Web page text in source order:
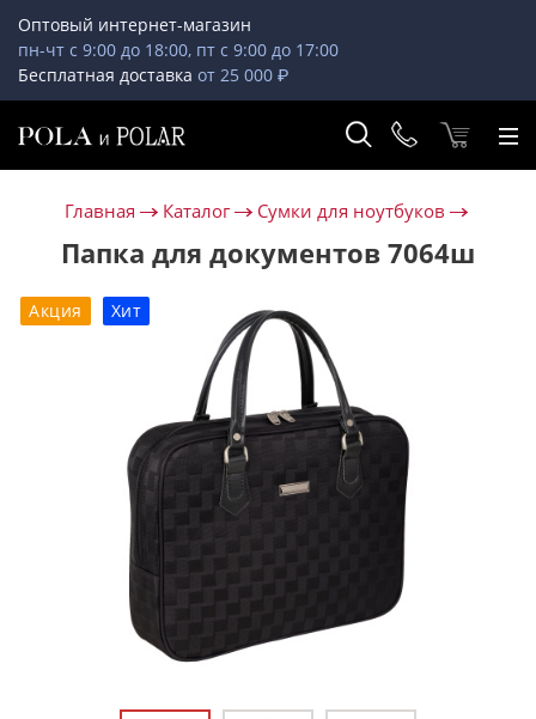
Оптовый интернет-магазин
пн-чт с 9:00 до 18:00, пт с 9:00 до 17:00
Бесплатная доставка от 25 000 ₽
Главная Каталог Сумки для ноутбуков
Папка для документов 7064ш
Акция Хит